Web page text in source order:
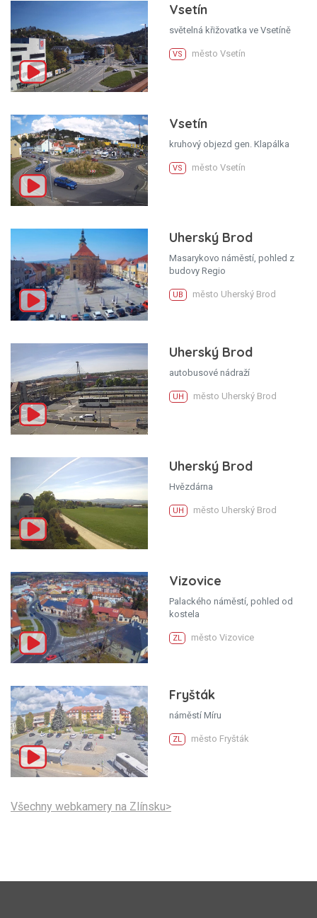
Vsetín
světelná křižovatka ve Vsetíně
VS město Vsetín
Vsetín
kruhový objezd gen. Klapálka
VS město Vsetín
Uherský Brod
Masarykovo náměstí, pohled z
budovy Regio
UB město Uherský Brod
Uherský Brod
autobusové nádraží
UH město Uherský Brod
Uherský Brod
Hvězdárna
UH město Uherský Brod
Vizovice
Palackého náměstí, pohled od
kostela
ZL město Vizovice
Fryšták
náměstí Míru
ZL město Fryšták
Všechny webkamery na Zlínsku>